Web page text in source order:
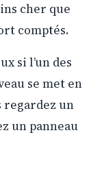
cher que
comptés.
si l’un des
se met en
regardez un
un panneau